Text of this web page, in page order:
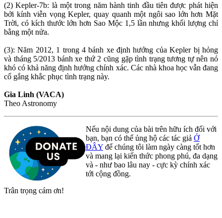
(2) Kepler-7b: là một trong năm hành tinh đầu tiên được phát hiện
bởi kính viễn vọng Kepler, quay quanh một ngôi sao lớn hơn Mặt
Trời, có kích thước lớn hơn Sao Mộc 1,5 lần nhưng khối lượng chỉ
bằng một nửa.
(3): Năm 2012, 1 trong 4 bánh xe định hướng của Kepler bị hỏng
và tháng 5/2013 bánh xe thứ 2 cũng gặp tình trạng tương tự nên nó
khó có khả năng định hướng chính xác. Các nhà khoa học vẫn đang
cố gắng khắc phục tình trạng này.
Gia Linh (VACA)
Theo Astronomy
Nếu nội dung của bài trên hữu ích đối với
bạn, bạn có thể ủng hộ các tác giả Ở
ĐÂY để chúng tôi làm ngày càng tốt hơn
và mang lại kiến thức phong phú, đa dạng
và - như bao lâu nay - cực kỳ chính xác
tới cộng đồng.
Trân trọng cám ơn!